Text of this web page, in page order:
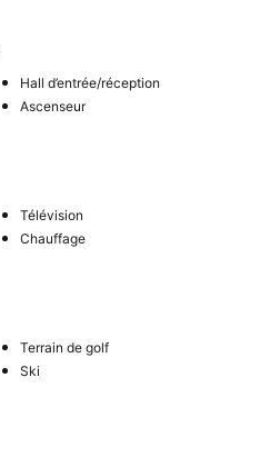
Hall d’entrée/réception
Ascenseur
Télévision
Chauffage
Terrain de golf
Ski